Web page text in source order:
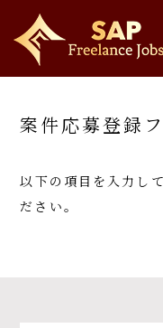
案件応募登録
以下の項目を入力し
ださい。